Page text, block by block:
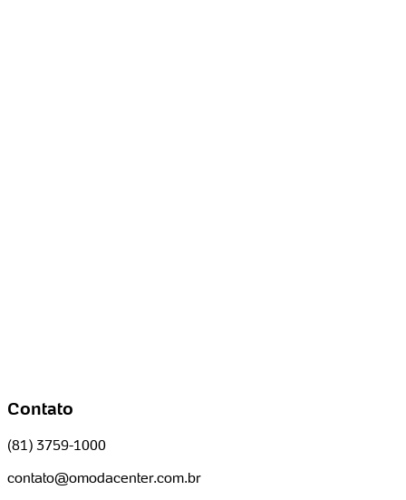
Contato
(81) 3759-1000
contato@omodacenter.com.br